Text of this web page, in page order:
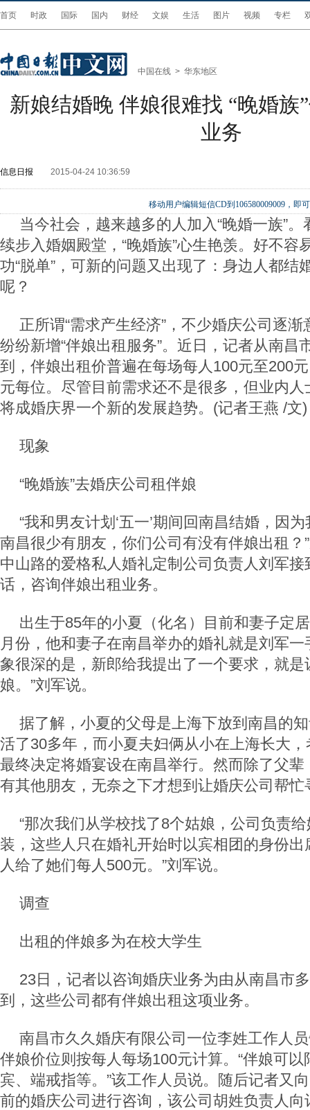
首页 时政 国际 国内 财经 文娱 生活 图片 视频 专栏
中国在线 > 华东地区
新娘结婚晚 伴娘很难找 “晚婚族
业务
信息日报 2015-04-24 10:36:59
移动用户编辑短信CD到106580009009，即
当今社会，越来越多的人加入“晚婚一族”
续步入婚姻殿堂，“晚婚族”心生艳羡。好不容
功“脱单”，可新的问题又出现了：身边人都结
呢？
正所谓“需求产生经济”，不少婚庆公司逐
纷纷新增“伴娘出租服务”。近日，记者从南昌
到，伴娘出租价普遍在每场每人100元至200
元每位。尽管目前需求还不是很多，但业内
将成婚庆界一个新的发展趋势。(记者王燕 /文)
现象
“晚婚族”去婚庆公司租伴娘
“我和男友计划‘五一’期间回南昌结婚，因
南昌很少有朋友，你们公司有没有伴娘出租？
中山路的爱格私人婚礼定制公司负责人刘军
话，咨询伴娘出租业务。
出生于85年的小夏（化名）目前和妻子定
月份，他和妻子在南昌举办的婚礼就是刘军一
象很深的是，新郎给我提出了一个要求，就
娘。”刘军说。
据了解，小夏的父母是上海下放到南昌的
活了30多年，而小夏夫妇俩从小在上海长大
最终决定将婚宴设在南昌举行。然而除了父
有其他朋友，无奈之下才想到让婚庆公司帮忙
“那次我们从学校找了8个姑娘，公司负责
装，这些人只在婚礼开始时以宾相团的身份
人给了她们每人500元。”刘军说。
调查
出租的伴娘多为在校大学生
23日，记者以咨询婚庆业务为由从南昌市
到，这些公司都有伴娘出租这项业务。
南昌市久久婚庆有限公司一位李姓工作人
伴娘价位则按每人每场100元计算。“伴娘可
宾、端戒指等。”该工作人员说。随后记者又
前的婚庆公司进行咨询，该公司胡姓负责人